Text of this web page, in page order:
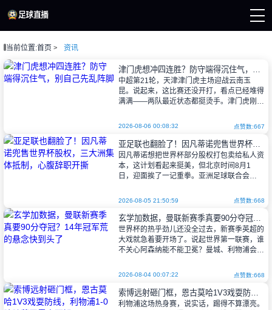
直播
播
播
当前位置:首页 资讯
津门虎想冲四连胜？防守端得沉住气，别自己先乱阵脚
中超第21轮，天津津门虎主场迎战云南玉
昆。说起来，这比赛还没开打，看点已经堆得
满满——两队最近状态都挺烫手。津门虎刚拿
三，离第二的重庆铜梁龙只差1分。主教练
2026-08-06 00:08:32 点赞数:667
亚足联也翻脸了！因凡蒂诺兜售世界杯股权，三大洲集体抵制，心腹辞职开撕
因凡蒂诺想把世界杯部分股权打包卖给私人资
本，这计划看起来挺美，但北京时间8月1
日，迎面挨了一记重拳。亚洲足球联合会
及加勒比海足联（CONCACAF）的反
2026-08-05 21:50:59 点赞数:668
玄学加数据，曼联新赛季真要90分夺冠？14年冠军荒的悬念快到头了
世界杯的热乎劲儿还没全过去，新赛季英超的
大戏就急着要开场了。说起世界第一联赛，谁
不关心阿森纳能不能卫冕？曼城、利物浦会不
峰？球迷心里头勾着盼着，尤其是红魔那帮
2026-08-04 00:07:22 点赞数:668
索博远射砸门框，恩古莫哈1V3戏耍防线，利物浦1-0险胜英冠雷克瑟姆
利物浦这场热身赛，说实话，踢得不算漂亮。